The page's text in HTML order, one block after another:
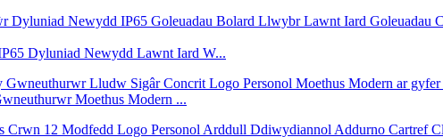
Dyluniad Newydd Lawnt Iard W...
Moethus Modern ...